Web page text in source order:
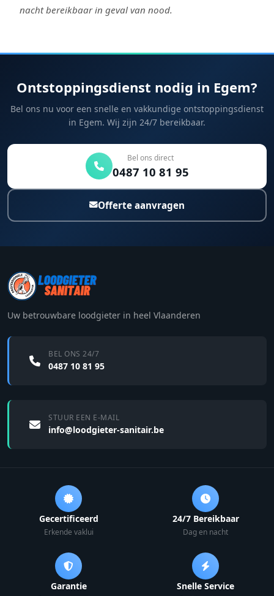
nacht bereikbaar in geval van nood.
Ontstoppingsdienst nodig in Egem?
Bel ons nu voor een snelle en vakkundige ontstoppingsdienst
in Egem. Wij zijn 24/7 bereikbaar.
Bel ons direct
0487 10 81 95
Offerte aanvragen
Uw betrouwbare loodgieter in heel Vlaanderen
BEL ONS 24/7
0487 10 81 95
STUUR EEN E-MAIL
info@loodgieter-sanitair.be
Gecertificeerd
Erkende vaklui
24/7 Bereikbaar
Dag en nacht
Garantie Snelle Service